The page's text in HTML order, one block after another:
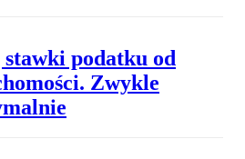
stawki podatku od
Zwykle